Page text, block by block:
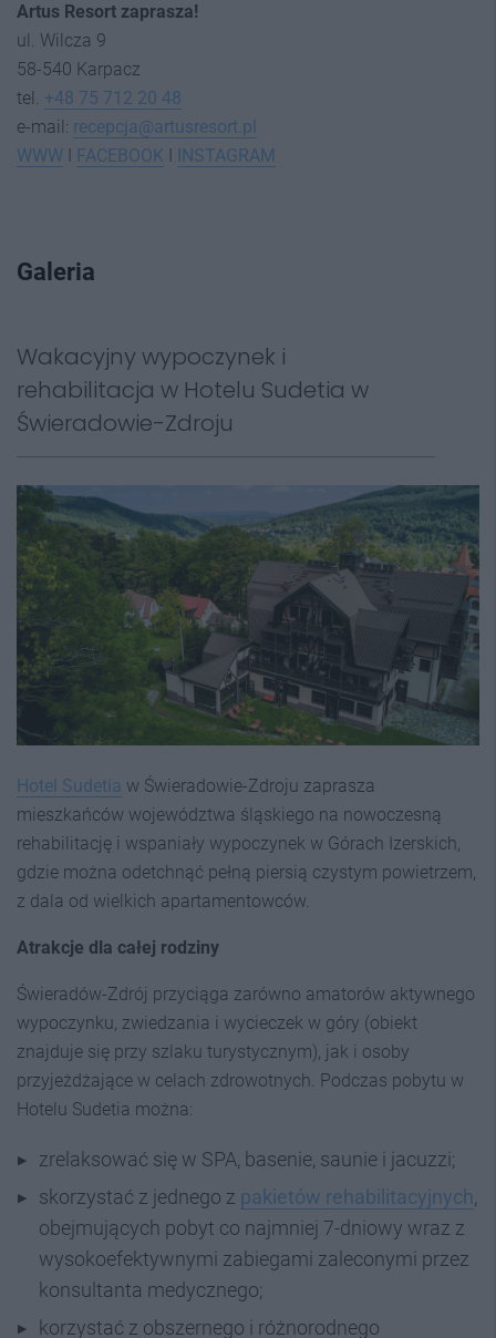
Artus Resort zaprasza!
ul. Wilcza 9
58-540 Karpacz
tel. +48 75 712 20 48
e-mail: recepcja@artusresort.pl
WWW
FACEBOOK INSTAGRAM
Galeria
Wakacyjny wypoczynek i
rehabilitacja w Hotelu Sudetia w
Świeradowie-Zdroju
Hotel Sudetia w Świeradowie-Zdroju zaprasza
mieszkańców województwa śląskiego na nowoczesną
rehabilitację i wspaniały wypoczynek w Górach Izerskich,
gdzie można odetchnąć pełną piersią czystym powietrzem,
z dala od wielkich apartamentowców.
Atrakcje dla całej rodziny
Świeradów-Zdrój przyciąga zarówno amatorów aktywnego
wypoczynku, zwiedzania i wycieczek w góry (obiekt
znajduje się przy szlaku turystycznym), jak i osoby
przyjeżdżające w celach zdrowotnych. Podczas pobytu w
Hotelu Sudetia można:
zrelaksować się w SPA, basenie, saunie i jacuzzi;
skorzystać z jednego z pakietów rehabilitacyjnych,
obejmujących pobyt co najmniej 7-dniowy wraz z
wysokoefektywnymi zabiegami zaleconymi przez
konsultanta medycznego;
korzystać z obszernego i różnorodnego